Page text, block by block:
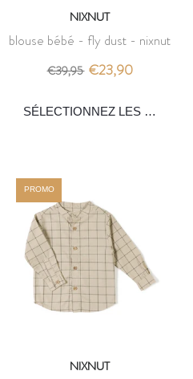
NIXNUT
blouse bébé - fly dust - nixnut
€39,95 €23,90
PROMO
NIXNUT